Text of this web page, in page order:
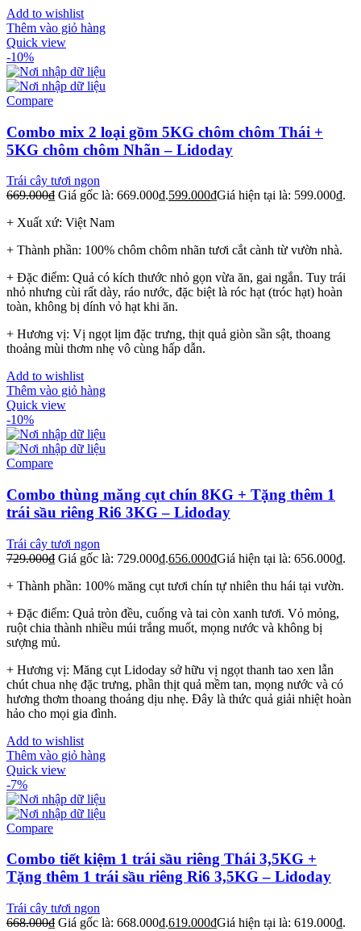
Add to wishlist
Thêm vào giỏ hàng
Quick view
-10%
Compare
Combo mix 2 loại gồm 5KG chôm chôm Thái +
5KG chôm chôm Nhãn – Lidoday
Trái cây tươi ngon
669.000₫ Giá gốc là: 669.000₫.599.000₫Giá hiện tại là: 599.000₫.
+ Xuất xứ: Việt Nam
+ Thành phần: 100% chôm chôm nhãn tươi cắt cành từ vườn nhà.
+ Đặc điểm: Quả có kích thước nhỏ gọn vừa ăn, gai ngắn. Tuy trái
nhỏ nhưng cùi rất dày, ráo nước, đặc biệt là róc hạt (tróc hạt) hoàn
toàn, không bị dính vỏ hạt khi ăn.
+ Hương vị: Vị ngọt lịm đặc trưng, thịt quả giòn sần sật, thoang
thoảng mùi thơm nhẹ vô cùng hấp dẫn.
Add to wishlist
Thêm vào giỏ hàng
Quick view
-10%
Compare
Combo thùng măng cụt chín 8KG + Tặng thêm 1
trái sầu riêng Ri6 3KG – Lidoday
Trái cây tươi ngon
729.000₫ Giá gốc là: 729.000₫.656.000₫Giá hiện tại là: 656.000₫.
+ Thành phần: 100% măng cụt tươi chín tự nhiên thu hái tại vườn.
+ Đặc điểm: Quả tròn đều, cuống và tai còn xanh tươi. Vỏ mỏng,
ruột chia thành nhiều múi trắng muốt, mọng nước và không bị
sượng mủ.
+ Hương vị: Măng cụt Lidoday sở hữu vị ngọt thanh tao xen lẫn
chút chua nhẹ đặc trưng, phần thịt quả mềm tan, mọng nước và có
hương thơm thoang thoảng dịu nhẹ. Đây là thức quả giải nhiệt hoàn
hảo cho mọi gia đình.
Add to wishlist
Thêm vào giỏ hàng
Quick view
-7%
Compare
Combo tiết kiệm 1 trái sầu riêng Thái 3,5KG +
Tặng thêm 1 trái sầu riêng Ri6 3,5KG – Lidoday
Trái cây tươi ngon
668.000₫ Giá gốc là: 668.000₫.619.000₫Giá hiện tại là: 619.000₫.